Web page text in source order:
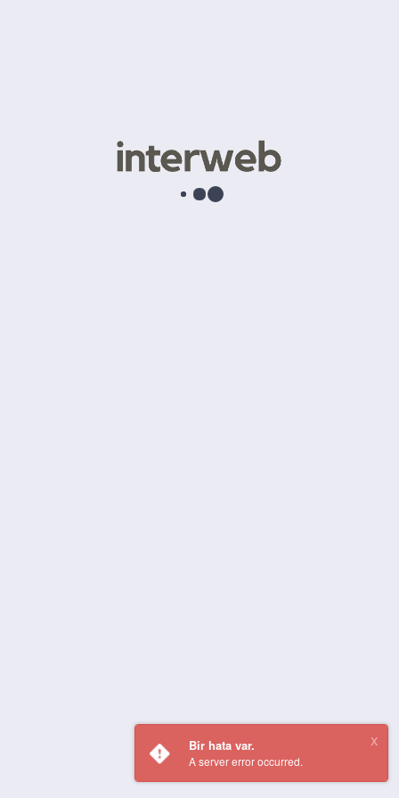
Bir hata var.
A server error occurred.